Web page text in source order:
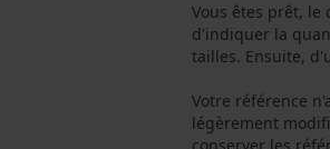
Vous êtes prêt, le
d'indiquer la
tailles. Ensuite,
Votre référence
légèrement